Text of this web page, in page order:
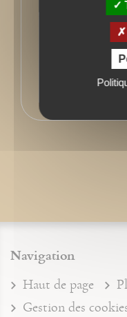
Navigation
Haut de page
Gestion des